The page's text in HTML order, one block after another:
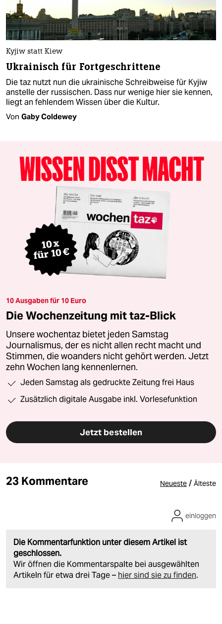
Kyjiw statt Kiew
Ukrainisch für Fortgeschrittene
Die taz nutzt nun die ukrainische Schreibweise für Kyjiw
anstelle der russischen. Dass nur wenige hier sie kennen,
liegt an fehlendem Wissen über die Kultur.
Von Gaby Coldewey
10 Ausgaben für 10 Euro
Die Wochenzeitung mit taz-Blick
Unsere wochentaz bietet jeden Samstag
Journalismus, der es nicht allen recht macht und
Stimmen, die woanders nicht gehört werden. Jetzt
zehn Wochen lang kennenlernen.
Jeden Samstag als gedruckte Zeitung frei Haus
Zusätzlich digitale Ausgabe inkl. Vorlesefunktion
Jetzt bestellen
23 Kommentare Neueste / Älteste
Die Kommentarfunktion unter diesem Artikel ist
geschlossen.
Wir öffnen die Kommentarspalte bei ausgewählten
Artikeln für etwa drei Tage – hier sind sie zu finden.
einloggen